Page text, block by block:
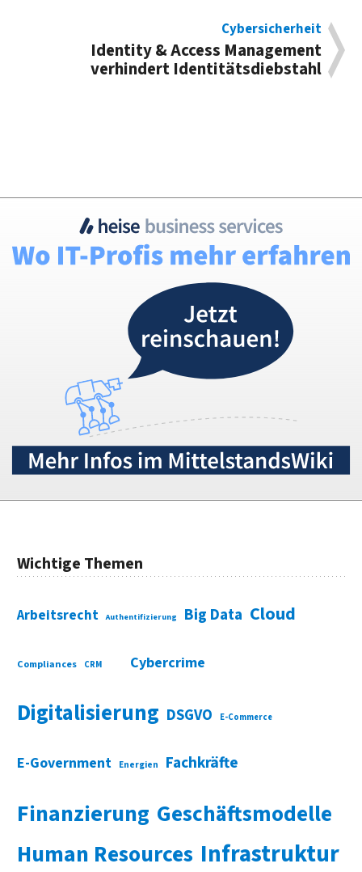
Cybersicherheit
Identity & Access Management
verhindert Identitätsdiebstahl
Wichtige Themen
Arbeitsrecht Authentifizierung Big Data Cloud
Compliances CRM Cybercrime
Digitalisierung DSGVO E-Commerce
E-Government Energien Fachkräfte
Finanzierung Geschäftsmodelle
Human Resources Infrastruktur